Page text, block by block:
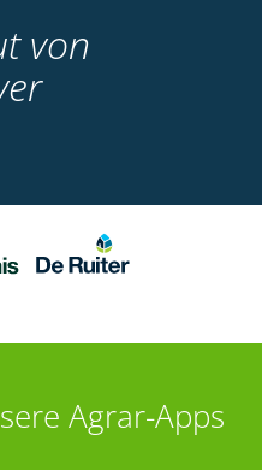
von
Agrar-Apps